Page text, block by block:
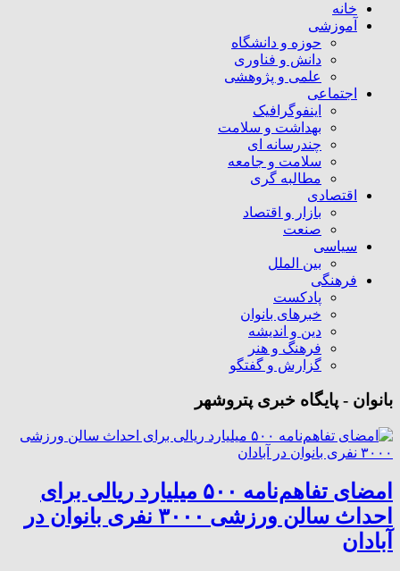
خانه
آموزشی
حوزه و دانشگاه
دانش و فناوری
علمی و پژوهشی
اجتماعی
اینفوگرافیک
بهداشت و سلامت
چندرسانه ای
سلامت و جامعه
مطالبه گری
اقتصادی
بازار و اقتصاد
صنعت
سیاسی
بین الملل
فرهنگی
پادکست
خبرهای بانوان
دین و اندیشه
فرهنگ و هنر
گزارش و گفتگو
بانوان - پایگاه خبری پتروشهر
امضای تفاهم‌نامه ۵۰۰ میلیارد ریالی برای
احداث سالن ورزشی ۳۰۰۰ نفری بانوان در
آبادان